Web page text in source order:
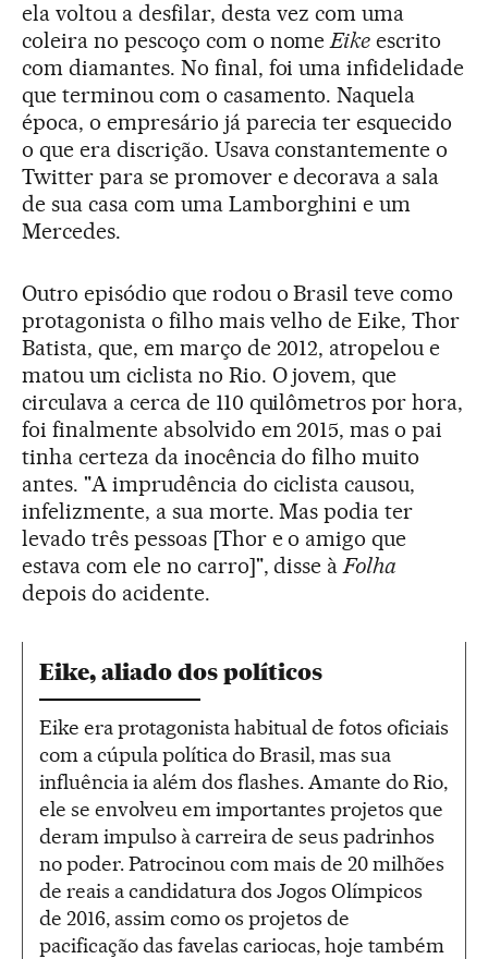
ela voltou a desfilar, desta vez com uma
coleira no pescoço com o nomeEike escrito
com diamantes. No final, foi uma infidelidade
que terminou com o casamento. Naquela
época, o empresário já parecia ter esquecido
o que era discrição. Usava constantemente o
Twitter para se promover e decorava a sala
de sua casa com uma Lamborghini e um
Mercedes.
Outro episódio que rodou o Brasil teve como
protagonista o filho mais velho de Eike, Thor
Batista, que, em março de 2012, atropelou e
matou um ciclista no Rio. O jovem, que
circulava a cerca de 110 quilômetros por hora,
foi finalmente absolvido em 2015, mas o pai
tinha certeza da inocência do filho muito
antes. "A imprudência do ciclista causou,
infelizmente, a sua morte. Mas podia ter
levado três pessoas [Thor e o amigo que
estava com ele no carro]", disse àFolha
depois do acidente.
Eike, aliado dos políticos
Eike era protagonista habitual de fotos oficiais
com a cúpula política do Brasil, mas sua
influência ia além dos flashes. Amante do Rio,
ele se envolveu em importantes projetos que
deram impulso à carreira de seus padrinhos
no poder. Patrocinou com mais de 20 milhões
de reais a candidatura dos Jogos Olímpicos
de 2016, assim como os projetos de
pacificação das favelas cariocas, hoje também